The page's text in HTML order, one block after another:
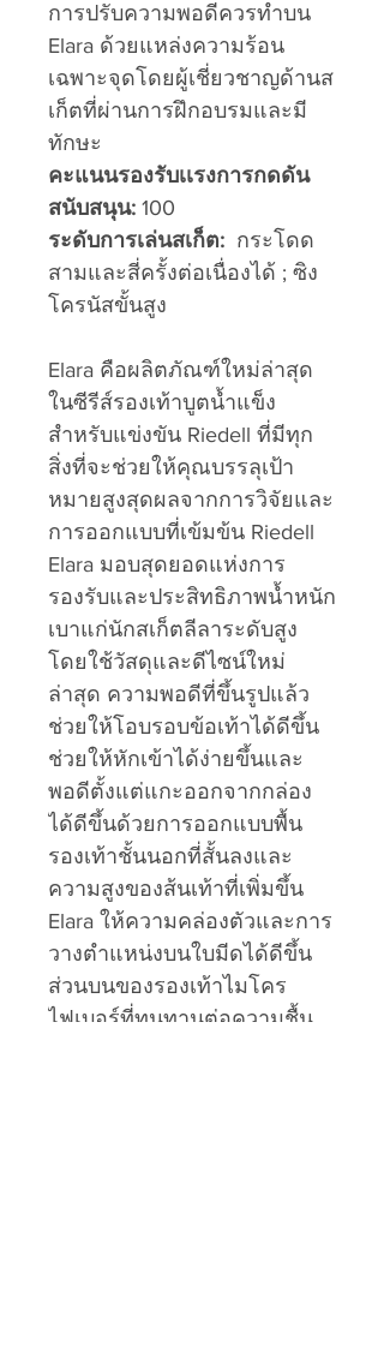
การปรับความพอดีควรทำบน
Elara ด้วยแหล่งความร้อน
เฉพาะจุดโดยผู้เชี่ยวชาญด้านส
เก็ตที่ผ่านการฝึกอบรมและมี
ทักษะ
คะแนนรองรับเเรงการกดดัน
สนับสนุน: 100
ระดับการเล่นสเก็ต: กระโดด
สามและสี่ครั้งต่อเนื่องได้ ; ซิง
โครนัสขั้นสูง
Elara คือผลิตภัณฑ์ใหม่ล่าสุด
ในซีรีส์รองเท้าบูตน้ำแข็ง
สำหรับแข่งขัน Riedell ที่มีทุก
สิ่งที่จะช่วยให้คุณบรรลุเป้า
หมายสูงสุดผลจากการวิจัยและ
การออกแบบที่เข้มข้น Riedell
Elara มอบสุดยอดแห่งการ
รองรับและประสิทธิภาพน้ำหนัก
เบาแก่นักสเก็ตลีลาระดับสูง
โดยใช้วัสดุและดีไซน์ใหม่
ล่าสุด ความพอดีที่ขึ้นรูปแล้ว
ช่วยให้โอบรอบข้อเท้าได้ดีขึ้น
ช่วยให้หักเข้าได้ง่ายขึ้นและ
พอดีตั้งแต่แกะออกจากกล่อง
ได้ดีขึ้นด้วยการออกแบบพื้น
รองเท้าชั้นนอกที่สั้นลงและ
ความสูงของส้นเท้าที่เพิ่มขึ้น
Elara ให้ความคล่องตัวและการ
วางตำแหน่งบนใบมีดได้ดีขึ้น
ส่วนบนของรองเท้าไมโคร
ไฟเบอร์ที่ทนทานต่อความชื้น